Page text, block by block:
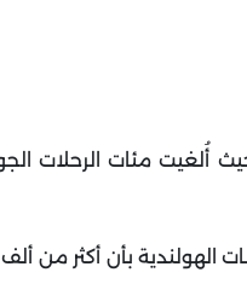
أُلغيت مئات الرحلات
الهولندية بأن أكثر